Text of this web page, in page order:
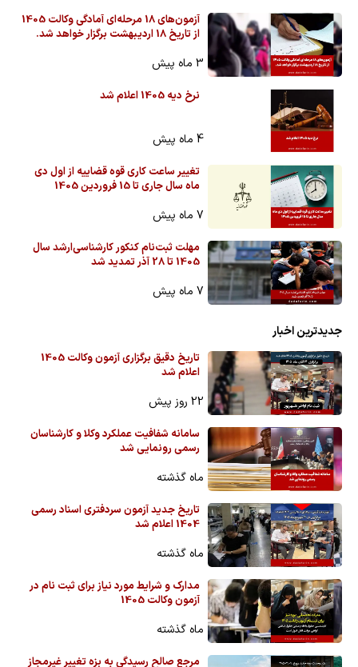
آزمون‌های 18 مرحله‌ای آمادگی وکالت 1405
از تاریخ 18 اردیبهشت برگزار خواهد شد.
3 ماه پیش
نرخ دیه 1405 اعلام شد
4 ماه پیش
تغییر ساعت کاری قوه قضاییه از اول دی
ماه سال جاری تا 15 فروردین 1405
7 ماه پیش
مهلت ثبت‌نام کنکور کارشناسی‌ارشد سال
1405 تا 28 آذر تمدید شد
7 ماه پیش
جدیدترین اخبار
تاریخ دقیق برگزاری آزمون وکالت 1405
اعلام شد
22 روز پیش
سامانه شفافیت عملکرد وکلا و کارشناسان
رسمی رونمایی شد
ماه گذشته
تاریخ جدید آزمون سردفتری اسناد رسمی
1404 اعلام شد
ماه گذشته
مدارک و شرایط مورد نیاز برای ثبت نام در
آزمون وکالت 1405
ماه گذشته
مرجع صالح رسیدگی به بزه تغییر غیرمجاز